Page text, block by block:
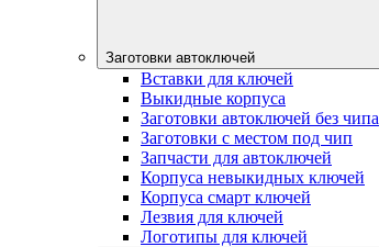
Заготовки автоключей
Вставки для ключей
Выкидные корпуса
Заготовки автоключей без чипа
Заготовки с местом под чип
Запчасти для автоключей
Корпуса невыкидных ключей
Корпуса смарт ключей
Лезвия для ключей
Логотипы для ключей